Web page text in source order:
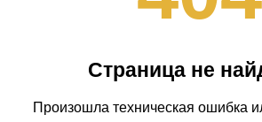
Страница не
Произошла техническая ошибка